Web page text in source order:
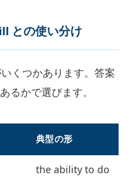
との使い分け
くつかあります。答案
るかで選びます。
典型の形
the ability to do